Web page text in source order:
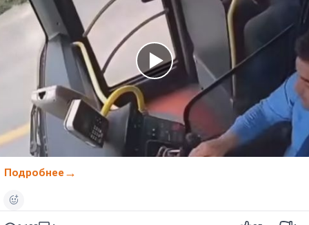
Подробнее